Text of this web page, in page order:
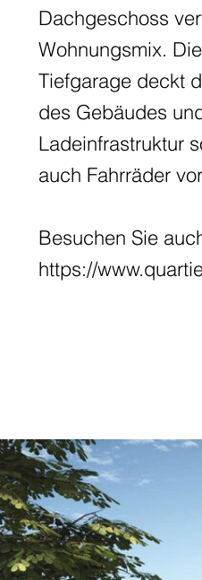
Dachgeschoss
Wohnungsmix.
Tiefgarage deckt
des Gebäudes
Ladeinfrastruktur
auch Fahrräder
Besuchen Sie
https://